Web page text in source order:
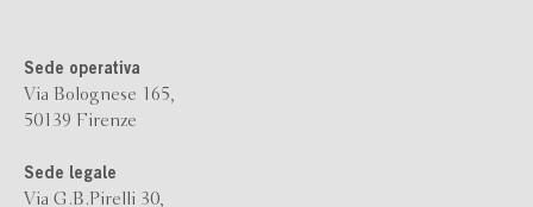
Sede operativa
Via Bolognese 165,
50139 Firenze
Sede legale
Via G.B.Pirelli 30,